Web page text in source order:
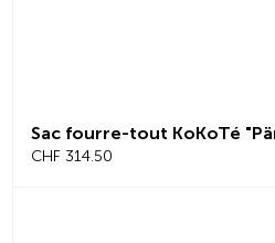
Sac fourre-tout KoKoTé
CHF 314.50